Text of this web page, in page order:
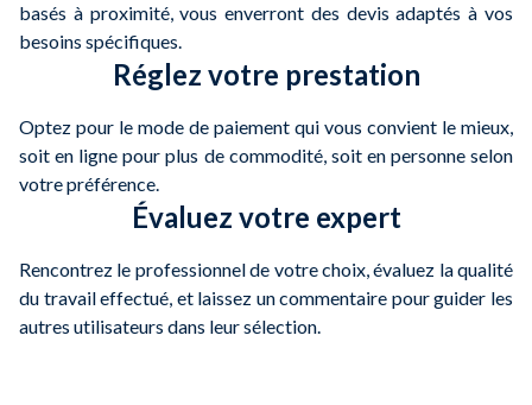
basés à proximité, vous enverront des devis adaptés à vos
besoins spécifiques.
Réglez votre prestation
Optez pour le mode de paiement qui vous convient le mieux,
soit en ligne pour plus de commodité, soit en personne selon
votre préférence.
Évaluez votre expert
Rencontrez le professionnel de votre choix, évaluez la qualité
du travail effectué, et laissez un commentaire pour guider les
autres utilisateurs dans leur sélection.